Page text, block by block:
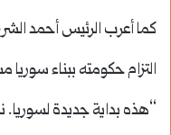
كما أعرب الرئيس أحمد
التزام حكومته ببناء
“هذه بداية جديدة لسوريا.